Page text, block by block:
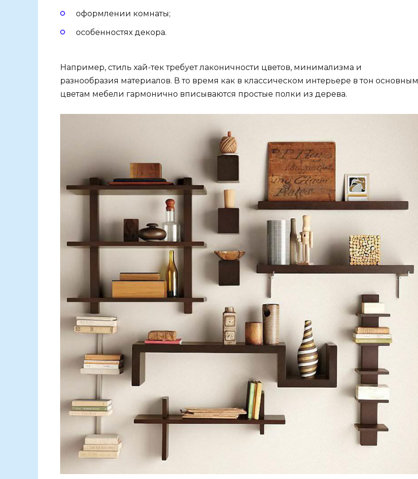
оформлении комнаты;
особенностях декора.
Например, стиль хай-тек требует лаконичности цветов, минимализма и
разнообразия материалов. В то время как в классическом интерьере в тон основным
цветам мебели гармонично вписываются простые полки из дерева.